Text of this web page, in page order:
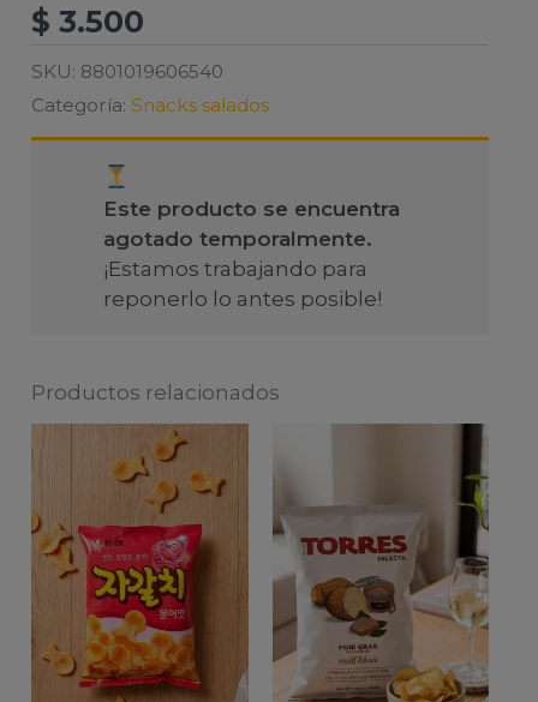
$ 3.500
SKU: 8801019606540
Categoría:Snacks salados
Este producto se encuentra
agotado temporalmente.
¡Estamos trabajando para
reponerlo lo antes posible!
Productos relacionados